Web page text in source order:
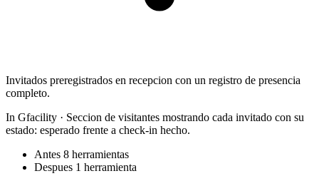
Invitados preregistrados en recepcion con un registro de presencia
completo.
In Gfacility · Seccion de visitantes mostrando cada invitado con su
estado: esperado frente a check-in hecho.
Antes 8 herramientas
Despues 1 herramienta